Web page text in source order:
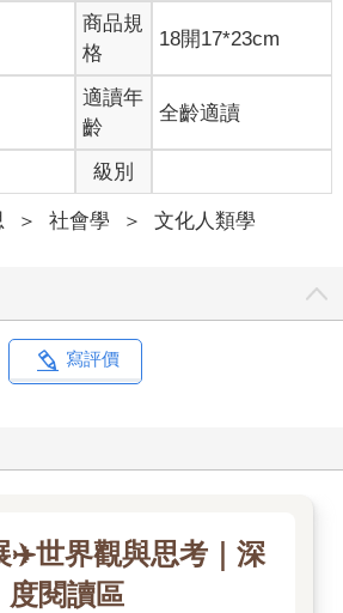
，有沒有實際作法，讓我可以將過去
要是能夠到達拉庫拉庫溪流域的布農族
但是返回山區變得越來越困難。雖然沒
但獵人的數量卻不及祖先時代那麼多。
說，這裡不僅是一片土地，更是文化的
們的歷史與信仰，然而，隨著管制的加
我認同的挑戰。族人與土地的連結被削
模糊。這種失落感，彷彿讓族人的靈魂
所包圍的山地，族人的生活與文化如
時而清晰，時而模糊。祖先遷移的故事
衡之路，將是未來需要共同面對的課
森丑之助提出了「蕃人樂園」的構想，
，以便與他們共生。然而，儘管他四處
耕的族人，逐漸轉變為國家的軍人，
去的地方。我將戶口調查簿中的記錄轉
了解我祖父輩的歷史，並在理解複雜的
商品規
格
18開17*23cm
適讀年
齡
全齡適讀
級別
＞ 社會學 ＞ 文化人類學
寫評價
✈️世界觀與思考｜深
度閱讀區